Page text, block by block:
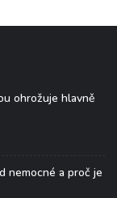
ohrožuje hlavně
nemocné a proč je